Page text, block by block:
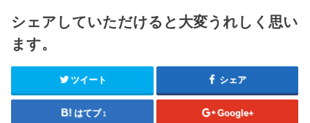
シェアしていただけると大変うれしく思い
ます。
ツイート シェア
はてブ 1 Google+